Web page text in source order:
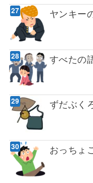
ヤンキー
すべたの
ずだぶく
おっちょ